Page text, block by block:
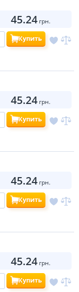
45.24 грн.
Купить
45.24 грн.
Купить
45.24 грн.
Купить
45.24 грн.
Купить